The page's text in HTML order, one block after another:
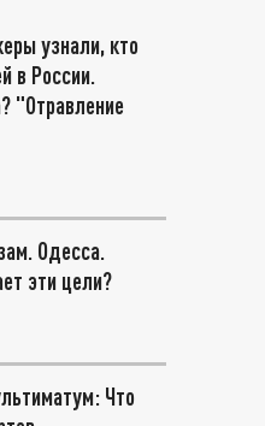
узнали, кто
в России.
"Отравление
Одесса.
эти цели?
Что